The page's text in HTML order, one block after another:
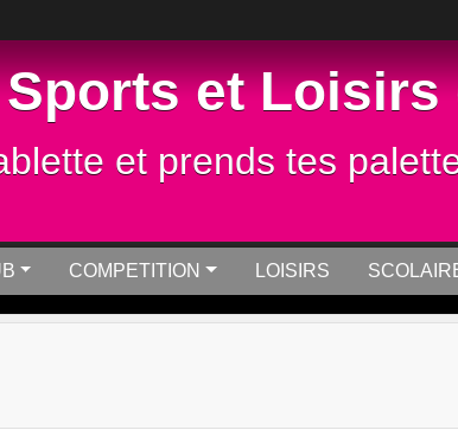
et Loisirs
et prends tes
COMPETITION LOISIRS